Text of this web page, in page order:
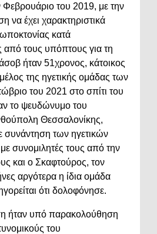
του 2019, με την
να έχει χαρακτηριστικά
κατά
από τους υπόπτους για τη
ήταν 51χρονος, κάτοικος
της ηγετικής ομάδας των
του 2021 στο σπίτι του
το ψευδώνυμο του
Θεσσαλονίκης,
συνάντηση των ηγετικών
συνομιλητές τους από την
και ο Σκαφτούρος, τον
αργότερα η ίδια ομάδα
ότι δολοφόνησε.
ήταν υπό παρακολούθηση
του